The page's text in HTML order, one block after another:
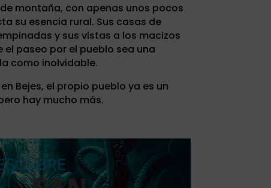
montaña, con apenas unos pocos
su esencia rural. Sus casas de
y sus vistas a los macizos
paseo por el pueblo sea una
como inolvidable.
Bejes, el propio pueblo ya es un
hay mucho más.